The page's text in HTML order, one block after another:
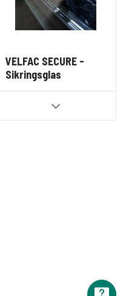
VELFAC SECURE -
Sikringsglas